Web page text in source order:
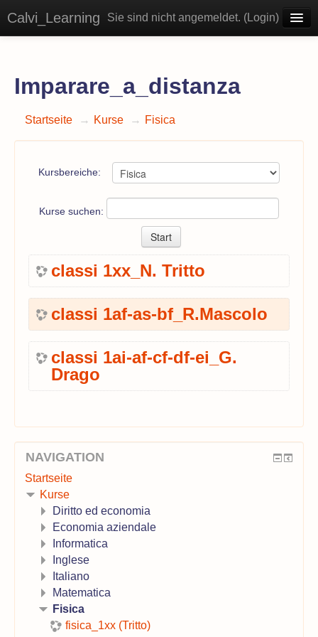
Calvi_Learning Sie sind nicht angemeldet. (Login)
Imparare_a_distanza
Startseite → Kurse → Fisica
Kursbereiche:
Kurse suchen:
classi 1xx_N. Tritto
classi 1af-as-bf_R.Mascolo
classi 1ai-af-cf-df-ei_G.
Drago
NAVIGATION
Startseite
Kurse
Diritto ed economia
Economia aziendale
Informatica
Inglese
Italiano
Matematica
Fisica
fisica_1xx (Tritto)